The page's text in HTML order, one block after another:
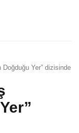
Yer” dizisinde